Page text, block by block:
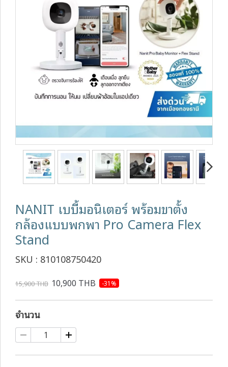
NANIT เบบี้มอนิเตอร์ พร้อมขาตั้ง
กล้องแบบพกพา Pro Camera Flex
Stand
SKU : 810108750420
15,900 THB 10,900 THB -31%
จำนวน